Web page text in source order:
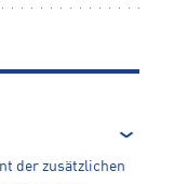
der zusätzlichen